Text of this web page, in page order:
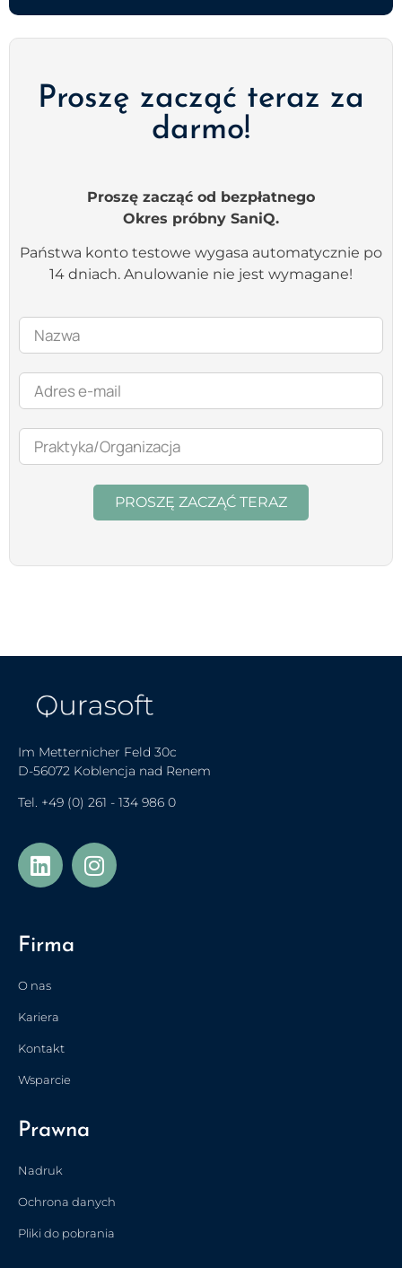
Proszę zacząć teraz za
darmo!
Proszę zacząć od bezpłatnego
Okres próbny SaniQ.
Państwa konto testowe wygasa automatycznie po
14 dniach. Anulowanie nie jest wymagane!
PROSZĘ ZACZĄĆ TERAZ
Im Metternicher Feld 30c
D-56072 Koblencja nad Renem
Tel. +49 (0) 261 - 134 986 0
Firma
O nas
Kariera
Kontakt
Wsparcie
Prawna
Nadruk
Ochrona danych
Pliki do pobrania